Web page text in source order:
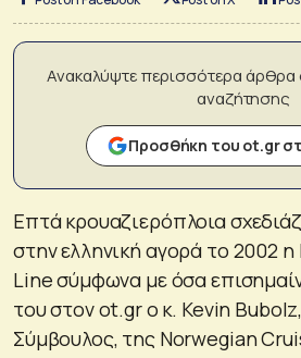
Ανακαλύψτε περισσότερα άρθρα
αναζήτησης
Προσθήκη του ot.gr
Επτά κρουαζιερόπλοια
στην ελληνική αγορά το 2002
Line σύμφωνα με όσα
του στον ot.gr o κ. Kevin
Σύμβουλος, της Norwegian